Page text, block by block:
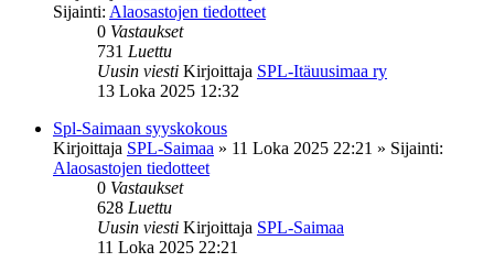
Sijainti: Alaosastojen tiedotteet
0 Vastaukset
731 Luettu
Uusin viesti Kirjoittaja SPL-Itäuusimaa ry
13 Loka 2025 12:32
Spl-Saimaan syyskokous
Kirjoittaja SPL-Saimaa » 11 Loka 2025 22:21 » Sijainti:
Alaosastojen tiedotteet
0 Vastaukset
628 Luettu
Uusin viesti Kirjoittaja SPL-Saimaa
11 Loka 2025 22:21